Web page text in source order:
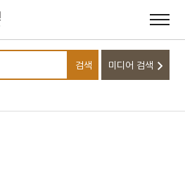
검색어를 입력하세요
검색 미디어 검색